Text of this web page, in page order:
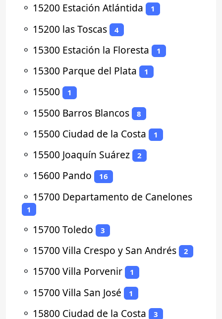
⚬ 15200 Estación Atlántida 1
⚬ 15200 las Toscas 4
⚬ 15300 Estación la Floresta 1
⚬ 15300 Parque del Plata 1
⚬ 15500 1
⚬ 15500 Barros Blancos 8
⚬ 15500 Ciudad de la Costa 1
⚬ 15500 Joaquín Suárez 2
⚬ 15600 Pando 16
⚬ 15700 Departamento de Canelones
1
⚬ 15700 Toledo 3
⚬ 15700 Villa Crespo y San Andrés 2
⚬ 15700 Villa Porvenir 1
⚬ 15700 Villa San José 1
⚬ 15800 Ciudad de la Costa 3